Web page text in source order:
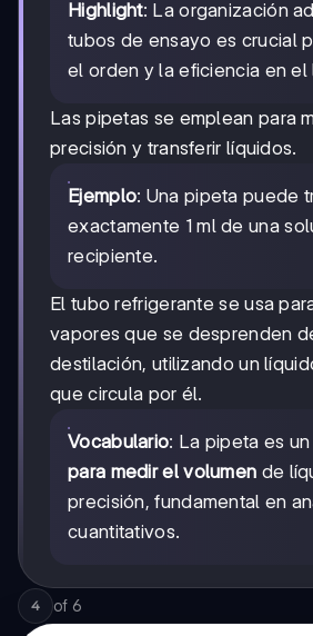
Highlight: La organización
tubos de ensayo es crucial
el orden y la eficiencia en el
Las pipetas se emplean para
precisión y transferir líquidos.
Ejemplo: Una pipeta puede
exactamente 1 ml de una
recipiente.
El tubo refrigerante se usa
vapores que se desprenden
destilación, utilizando un
que circula por él.
Vocabulario: La pipeta es un
para medir el volumen de
precisión, fundamental en
cuantitativos.
4 of 6